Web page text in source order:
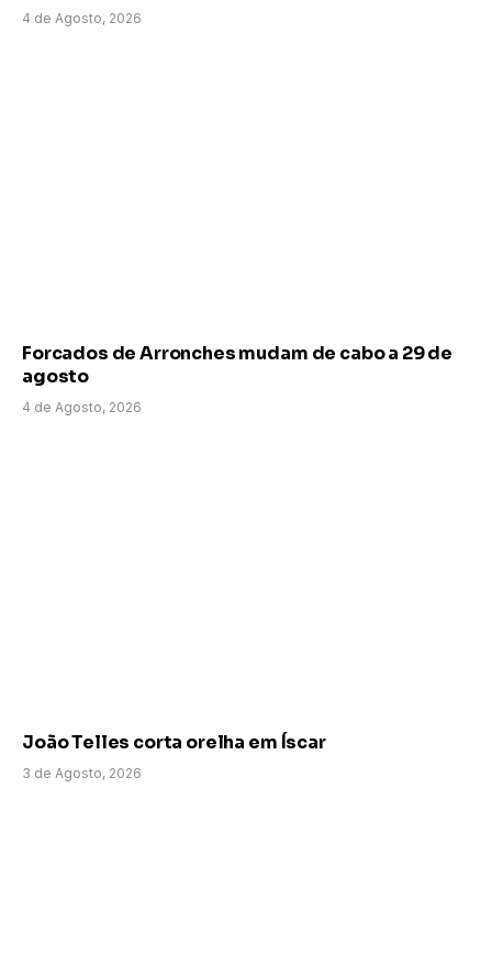
4 de Agosto, 2026
Forcados de Arronches mudam de cabo a 29 de
agosto
4 de Agosto, 2026
João Telles corta orelha em Íscar
3 de Agosto, 2026